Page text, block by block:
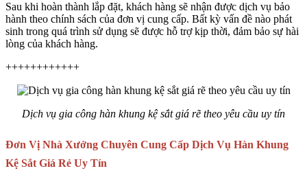
Sau khi hoàn thành lắp đặt, khách hàng sẽ nhận được dịch vụ bảo
hành theo chính sách của đơn vị cung cấp. Bất kỳ vấn đề nào phát
sinh trong quá trình sử dụng sẽ được hỗ trợ kịp thời, đảm bảo sự hài
lòng của khách hàng.
++++++++++++
Dịch vụ gia công hàn khung kệ sắt giá rẽ theo yêu cầu uy tín
Đơn Vị Nhà Xưởng Chuyên Cung Cấp Dịch Vụ Hàn Khung
Kệ Sắt Giá Rẻ Uy Tín